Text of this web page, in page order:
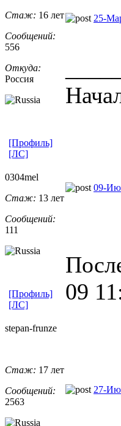
Стаж: 16 лет
Сообщений:
556
Откуда:
Россия
25-
[Профиль]
[ЛС]
0304mel
Стаж: 13 лет
Сообщений:
111
09-
09
[Профиль]
[ЛС]
stepan-frunz​e
Стаж: 17 лет
Сообщений:
2563
27-